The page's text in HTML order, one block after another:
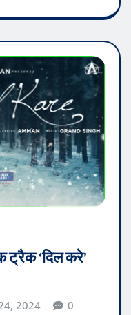
ट्रैक ‘दिल करे’
2024 0